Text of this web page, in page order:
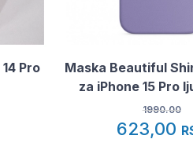
Pro
Maska Beautiful
za iPhone 15 Pro
1990.00
623,00